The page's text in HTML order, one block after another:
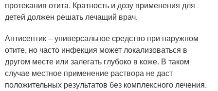
протекания отита. Кратность и дозу применения для
детей должен решать лечащий врач.
Антисептик – универсальное средство при наружном
отите, но часто инфекция может локализоваться в
другом месте или залегать глубоко в коже. В таком
случае местное применение раствора не даст
положительных результатов без комплексного лечения.